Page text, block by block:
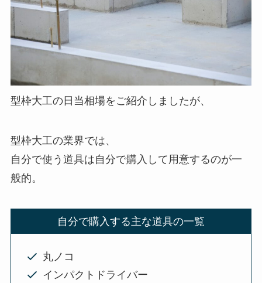
型枠大工の日当相場をご紹介しましたが、
型枠大工の業界では、
自分で使う道具は自分で購入して用意するのが一
般的。
自分で購入する主な道具の一覧
丸ノコ
インパクトドライバー